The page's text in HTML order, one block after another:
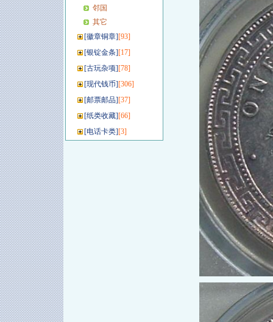
邻国
其它
[徽章铜章][93]
[银锭金条][17]
[古玩杂项][78]
[现代钱币][306]
[邮票邮品][37]
[纸类收藏][66]
[电话卡类][3]